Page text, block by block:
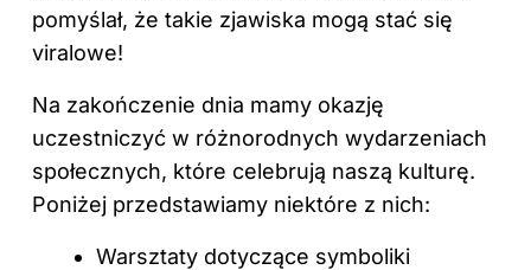
pomyślał, że takie zjawiska mogą stać się
viralowe!
Na zakończenie dnia mamy okazję
uczestniczyć w różnorodnych wydarzeniach
społecznych, które celebrują naszą kulturę.
Poniżej przedstawiamy niektóre z nich:
Warsztaty dotyczące symboliki